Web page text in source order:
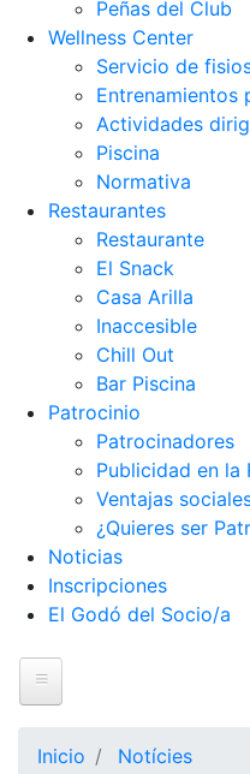
Peñas del Club
Wellness Center
Servicio de
Entrenamientos
Actividades
Piscina
Normativa
Restaurantes
Restaurante
El Snack
Casa Arilla
Inaccesible
Chill Out
Bar Piscina
Patrocinio
Patrocinadores
Publicidad en la
Ventajas
¿Quieres ser
Noticias
Inscripciones
El Godó del Socio/a
Inicio Notícies